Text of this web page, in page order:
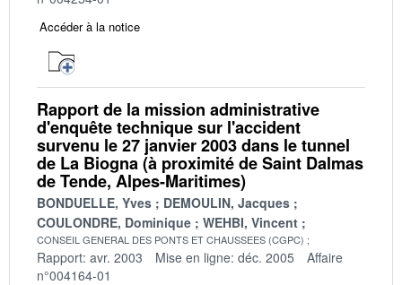
Accéder à la notice
Rapport de la mission administrative
d'enquête technique sur l'accident
survenu le 27 janvier 2003 dans le tunnel
de La Biogna (à proximité de Saint Dalmas
de Tende, Alpes-Maritimes)
BONDUELLE, Yves
DEMOULIN, Jacques
COULONDRE, Dominique
WEHBI, Vincent
CONSEIL GENERAL DES PONTS ET CHAUSSEES (CGPC)
Rapport: avr. 2003 Mise en ligne: déc. 2005
Affaire
n°004164-01